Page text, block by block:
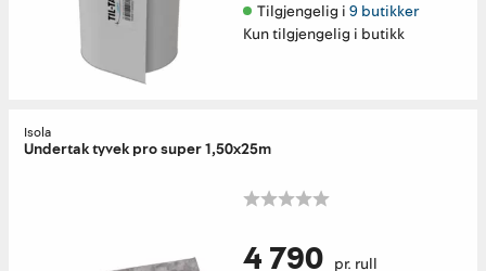
Tilgjengelig i 9 butikker
Kun tilgjengelig i butikk
Isola
Undertak tyvek pro super 1,50x25m
4 790 pr. rull